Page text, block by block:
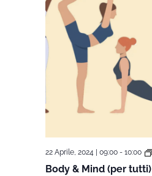
Body & Mind (per tutti)
22 Aprile, 2024 | 09:00- 10:00